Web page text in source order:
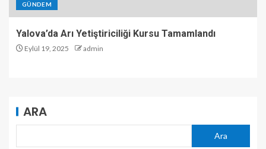
GÜNDEM
Yalova’da Arı Yetiştiriciliği Kursu Tamamlandı
Eylül 19, 2025 admin
ARA
Ara